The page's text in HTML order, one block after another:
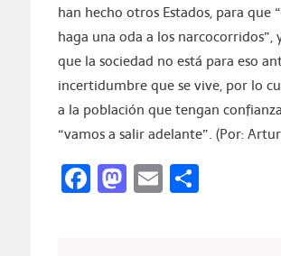
han hecho otros Estados, para que
haga una oda a los narcocorridos”,
que la sociedad no está para eso
incertidumbre que se vive, por lo
a la población que tengan
“vamos a salir adelante”. (Por:
Facebook
Mastodon
Email